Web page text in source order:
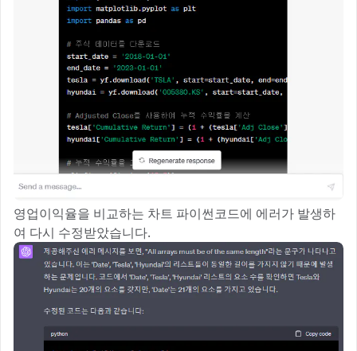
영업이익율을 비교하는 차트 파이썬코드에 에러가 발생하
여 다시 수정받았습니다.